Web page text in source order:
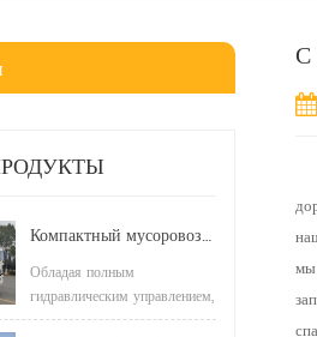
Компактный мусоровоз HOWO LHD 4x2 160 л.с. 12 куб. м
Обладая полным
гидравлическим управлением,
он включает в себя обратный
С
мы